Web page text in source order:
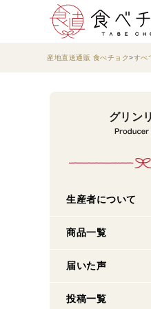
産地直送通販 食べチョク すべ
グリン
生産者について
商品一覧
届いた声
投稿一覧